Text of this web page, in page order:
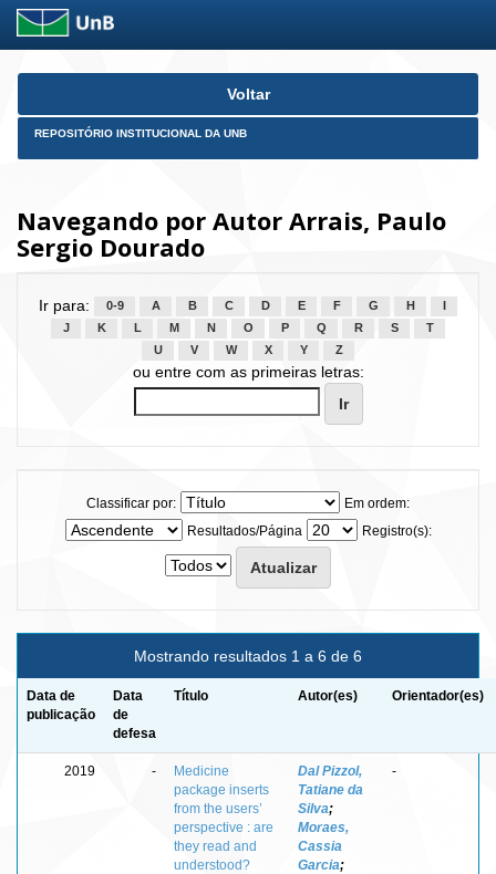
Skip
Voltar
REPOSITÓRIO INSTITUCIONAL DA UNB
Navegando por Autor Arrais, Paulo
Sergio Dourado
Ir para: 0-9 A B C D E F G H
J
K L M N O P Q R S
T
U
V W X Y Z
ou entre com as primeiras letras:
Classificar por:
Em ordem:
Resultados/Página
Registro(s):
Mostrando resultados 1 a 6 de 6
Data de
publicação
Data
de
defesa
Título Autor(es) Orientador(es)
2019 -
Medicine
package inserts
from the users’
perspective : are
they read and
understood?
Dal Pizzol,
Tatiane da
Silva;
Moraes,
Cassia
Garcia;
-